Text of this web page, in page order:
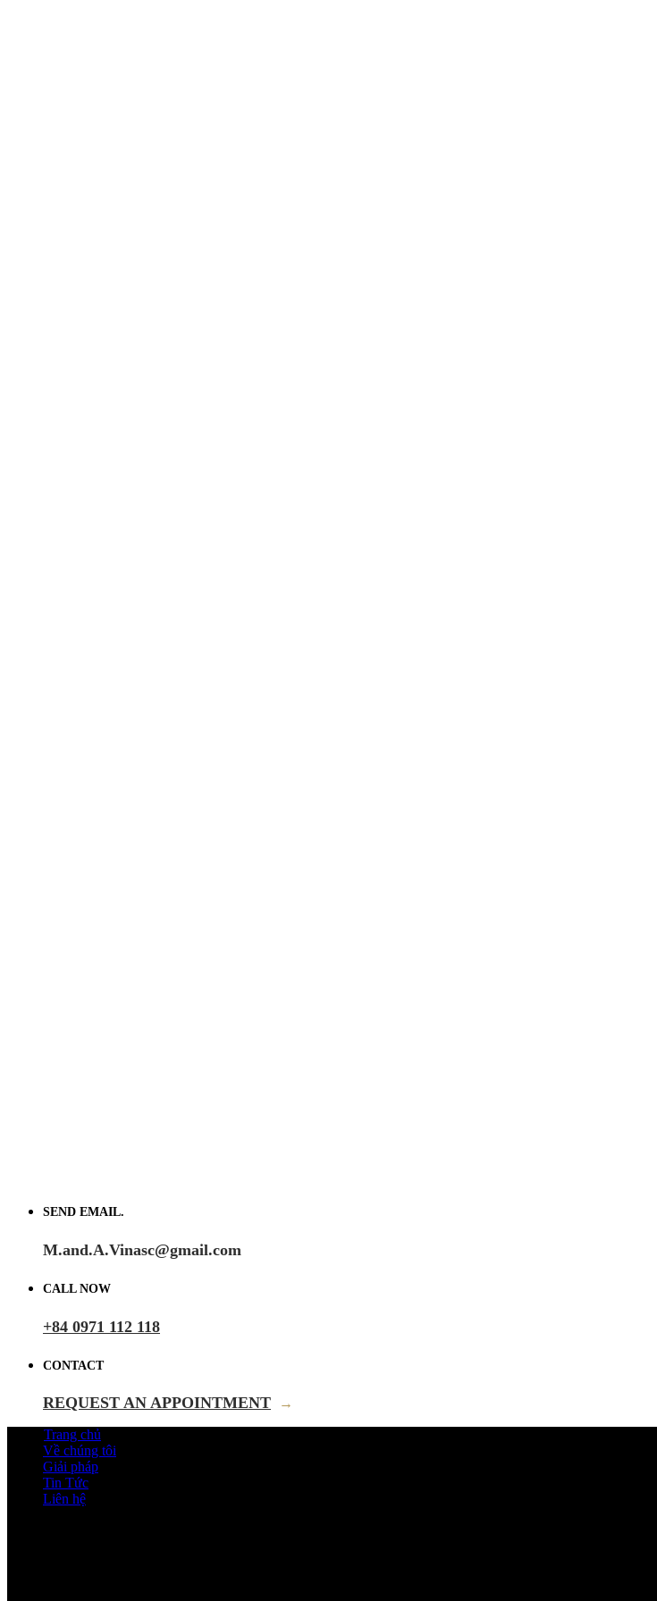
SEND EMAIL.
M.and.A.Vinasc@gmail.com
CALL NOW
+84 0971 112 118
CONTACT
REQUEST AN APPOINTMENT →
Trang chủ
Về chúng tôi
Giải pháp
Tin Tức
Liên hệ